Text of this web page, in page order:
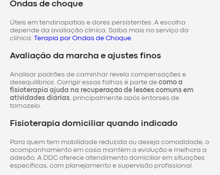
Ondas de choque
Úteis em tendinopatias e dores persistentes. A escolha
depende da avaliação clínica. Saiba mais no serviço da
clínica:
Terapia por Ondas de Choque
Avaliação da marcha e ajustes finos
Analisar padrões de caminhar revela compensações e
desequilíbrios. Corrigir essas falhas é parte de como a
fisioterapia ajuda na recuperação de lesões comuns em
atividades diárias, principalmente após entorses de
tornozelo.
Fisioterapia domiciliar quando indicado
Para quem tem mobilidade reduzida ou deseja comodidade, o
acompanhamento em casa mantém a evolução e melhora a
adesão. A DDC oferece atendimento domiciliar em situações
específicas, com planejamento e supervisão profissional.